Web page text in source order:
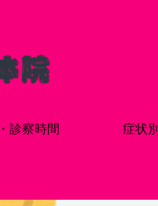
診察時間 症状別